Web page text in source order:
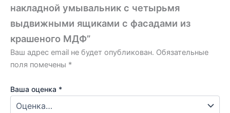
накладной умывальник с четырьмя
выдвижными ящиками с фасадами из
крашеного МДФ”
Ваш адрес email не будет опубликован. Обязательные
поля помечены *
Ваша оценка *